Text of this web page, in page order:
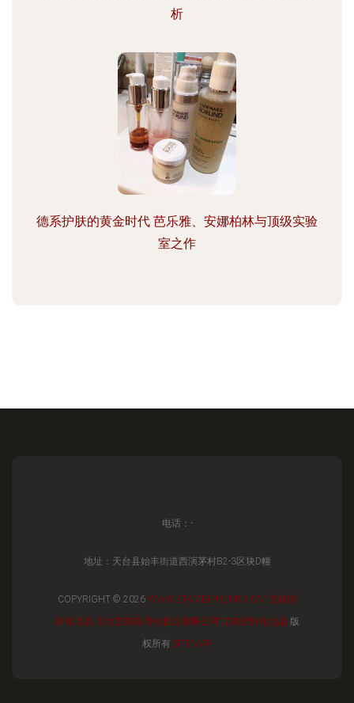
析
德系护肤的黄金时代 芭乐雅、安娜柏林与顶级实验
室之作
电话：-
地址：天台县始丰街道西演茅村B2-3区块D幢
COPYRIGHT © 2026 WWW.ETAMBIPOEMS.COM 艾格碧
诗化妆品 天台艾格碧诗化妆品有限公司 艾格碧诗化妆品 版
权所有 SITEMAP